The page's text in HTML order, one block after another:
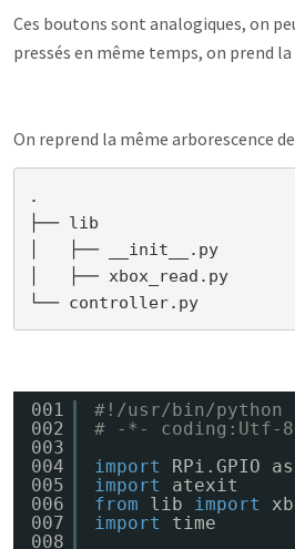
Ces boutons sont analogiques, on
pressés en même temps, on prend
On reprend la même arborescence
.
├── lib
│   ├── __init__.py
│   ├── xbox_read.py
001
002
003
004
005
006
007
008
#!/usr/bin/python
# -*- coding:Utf-
import
RPi.GPIO
import
atexit
from
lib import
import
time